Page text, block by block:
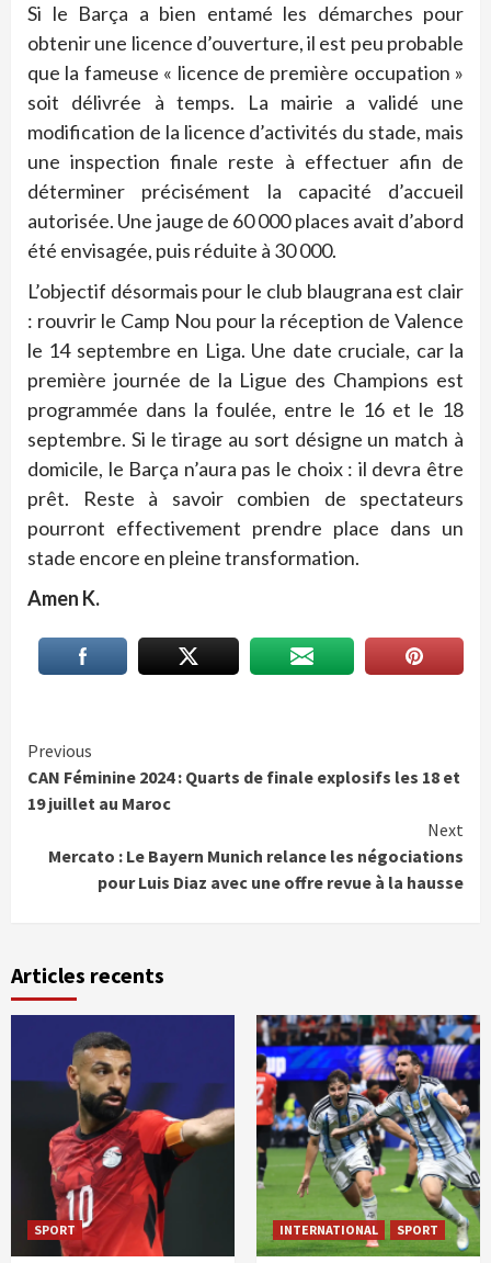
Si le Barça a bien entamé les démarches pour
obtenir une licence d’ouverture, il est peu probable
que la fameuse « licence de première occupation »
soit délivrée à temps. La mairie a validé une
modification de la licence d’activités du stade, mais
une inspection finale reste à effectuer afin de
déterminer précisément la capacité d’accueil
autorisée. Une jauge de 60 000 places avait d’abord
été envisagée, puis réduite à 30 000.
L’objectif désormais pour le club blaugrana est clair
: rouvrir le Camp Nou pour la réception de Valence
le 14 septembre en Liga. Une date cruciale, car la
première journée de la Ligue des Champions est
programmée dans la foulée, entre le 16 et le 18
septembre. Si le tirage au sort désigne un match à
domicile, le Barça n’aura pas le choix : il devra être
prêt. Reste à savoir combien de spectateurs
pourront effectivement prendre place dans un
stade encore en pleine transformation.
Amen K.
Continue
Reading
Previous
CAN Féminine 2024 : Quarts de finale explosifs les 18 et
19 juillet au Maroc
Next
Mercato : Le Bayern Munich relance les négociations
pour Luis Diaz avec une offre revue à la hausse
Articles recents
SPORT INTERNATIONAL SPORT